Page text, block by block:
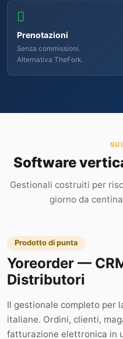
Prenotazioni
Senza commissioni.
Alternativa TheFork.
Software
Gestionali costruiti per
giorno da
Prodotto di punta
Yoreorder —
Distributori
Il gestionale completo per
italiane. Ordini, clienti,
fatturazione elettronica in